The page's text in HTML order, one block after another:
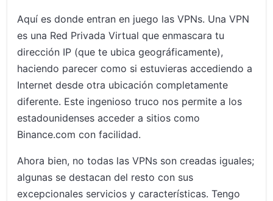
Aquí es donde entran en juego las VPNs. Una VPN
es una Red Privada Virtual que enmascara tu
dirección IP (que te ubica geográficamente),
haciendo parecer como si estuvieras accediendo a
Internet desde otra ubicación completamente
diferente. Este ingenioso truco nos permite a los
estadounidenses acceder a sitios como
Binance.com con facilidad.
Ahora bien, no todas las VPNs son creadas iguales;
algunas se destacan del resto con sus
excepcionales servicios y características. Tengo